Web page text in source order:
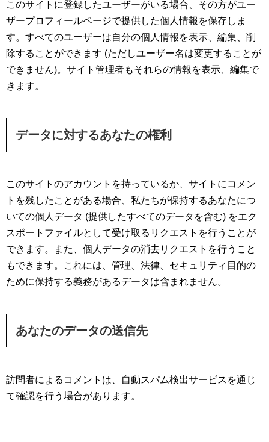
このサイトに登録したユーザーがいる場合、その方がユー
ザープロフィールページで提供した個人情報を保存しま
す。すべてのユーザーは自分の個人情報を表示、編集、削
除することができます (ただしユーザー名は変更することが
できません)。サイト管理者もそれらの情報を表示、編集で
きます。
データに対するあなたの権利
このサイトのアカウントを持っているか、サイトにコメン
トを残したことがある場合、私たちが保持するあなたにつ
いての個人データ (提供したすべてのデータを含む) をエク
スポートファイルとして受け取るリクエストを行うことが
できます。また、個人データの消去リクエストを行うこと
もできます。これには、管理、法律、セキュリティ目的の
ために保持する義務があるデータは含まれません。
あなたのデータの送信先
訪問者によるコメントは、自動スパム検出サービスを通じ
て確認を行う場合があります。